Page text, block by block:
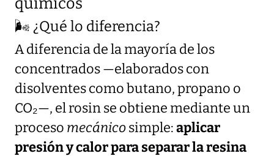
🌬️ ¿Qué lo diferencia?
A diferencia de la mayoría de los
concentrados —elaborados con
disolventes como butano, propano o
CO₂—, el rosin se obtiene mediante un
proceso mecánicosimple:aplicar
presión y calor para separar la resina